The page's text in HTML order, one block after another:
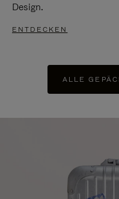
Design.
ENTDECKEN
ALLE